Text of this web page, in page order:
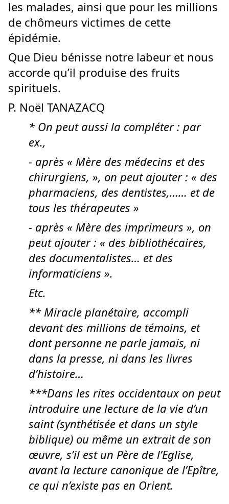
les malades, ainsi que pour les millions
de chômeurs victimes de cette
épidémie.
Que Dieu bénisse notre labeur et nous
accorde qu’il produise des fruits
spirituels.
P. Noël TANAZACQ
* On peut aussi la compléter : par
ex.,
- après « Mère des médecins et des
chirurgiens, », on peut ajouter : « des
pharmaciens, des dentistes,…… et de
tous les thérapeutes »
- après « Mère des imprimeurs », on
peut ajouter : « des bibliothécaires,
des documentalistes… et des
informaticiens ».
Etc.
** Miracle planétaire, accompli
devant des millions de témoins, et
dont personne ne parle jamais, ni
dans la presse, ni dans les livres
d’histoire…
***Dans les rites occidentaux on peut
introduire une lecture de la vie d’un
saint (synthétisée et dans un style
biblique) ou même un extrait de son
œuvre, s’il est un Père de l’Eglise,
avant la lecture canonique de l’Epître,
ce qui n’existe pas en Orient.